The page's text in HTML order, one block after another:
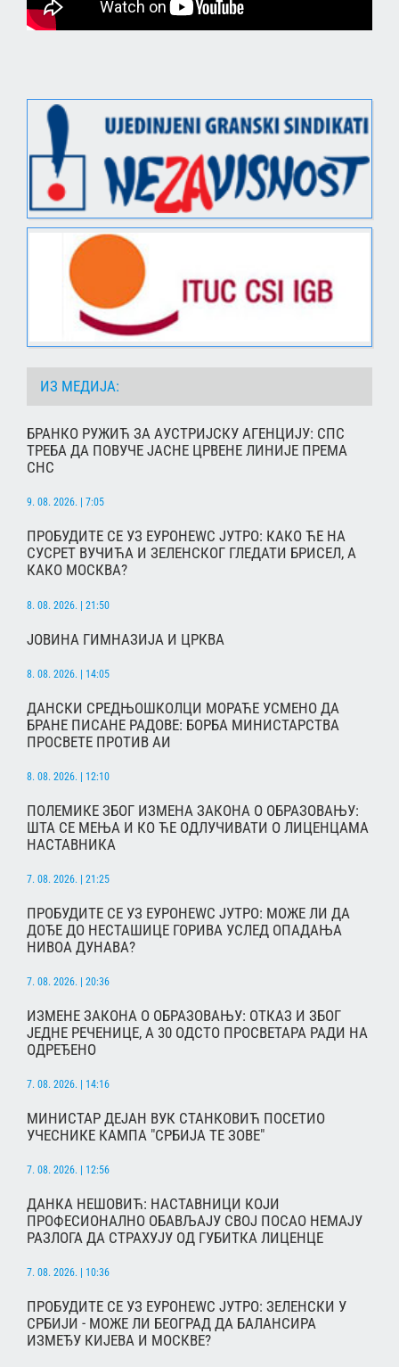
ИЗ МЕДИЈА:
БРАНКО РУЖИЋ ЗА АУСТРИЈСКУ АГЕНЦИЈУ: СПС
ТРЕБА ДА ПОВУЧЕ ЈАСНЕ ЦРВЕНЕ ЛИНИЈЕ ПРЕМА
СНС
9. 08. 2026. | 7:05
ПРОБУДИТЕ СЕ УЗ ЕУРОНЕWС ЈУТРО: КАКО ЋЕ НА
СУСРЕТ ВУЧИЋА И ЗЕЛЕНСКОГ ГЛЕДАТИ БРИСЕЛ, А
КАКО МОСКВА?
8. 08. 2026. | 21:50
ЈОВИНА ГИМНАЗИЈА И ЦРКВА
8. 08. 2026. | 14:05
ДАНСКИ СРЕДЊОШКОЛЦИ МОРАЋЕ УСМЕНО ДА
БРАНЕ ПИСАНЕ РАДОВЕ: БОРБА МИНИСТАРСТВА
ПРОСВЕТЕ ПРОТИВ АИ
8. 08. 2026. | 12:10
ПОЛЕМИКЕ ЗБОГ ИЗМЕНА ЗАКОНА О ОБРАЗОВАЊУ:
ШТА СЕ МЕЊА И КО ЋЕ ОДЛУЧИВАТИ О ЛИЦЕНЦАМА
НАСТАВНИКА
7. 08. 2026. | 21:25
ПРОБУДИТЕ СЕ УЗ ЕУРОНЕWС ЈУТРО: МОЖЕ ЛИ ДА
ДОЂЕ ДО НЕСТАШИЦЕ ГОРИВА УСЛЕД ОПАДАЊА
НИВОА ДУНАВА?
7. 08. 2026. | 20:36
ИЗМЕНЕ ЗАКОНА О ОБРАЗОВАЊУ: ОТКАЗ И ЗБОГ
ЈЕДНЕ РЕЧЕНИЦЕ, А 30 ОДСТО ПРОСВЕТАРА РАДИ НА
ОДРЕЂЕНО
7. 08. 2026. | 14:16
МИНИСТАР ДЕЈАН ВУК СТАНКОВИЋ ПОСЕТИО
УЧЕСНИКЕ КАМПА "СРБИЈА ТЕ ЗОВЕ"
7. 08. 2026. | 12:56
ДАНКА НЕШОВИЋ: НАСТАВНИЦИ КОЈИ
ПРОФЕСИОНАЛНО ОБАВЉАЈУ СВОЈ ПОСАО НЕМАЈУ
РАЗЛОГА ДА СТРАХУЈУ ОД ГУБИТКА ЛИЦЕНЦЕ
7. 08. 2026. | 10:36
ПРОБУДИТЕ СЕ УЗ ЕУРОНЕWС ЈУТРО: ЗЕЛЕНСКИ У
СРБИЈИ - МОЖЕ ЛИ БЕОГРАД ДА БАЛАНСИРА
ИЗМЕЂУ КИЈЕВА И МОСКВЕ?